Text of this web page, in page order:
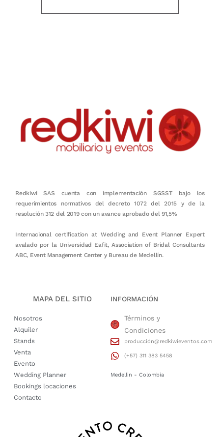
Redkiwi SAS cuenta con implementación SGSST bajo los
requerimientos normativos del decreto 1072 del 2015 y de la
resolución 312 del 2019 con un avance aprobado del 91,5%
Internacional certification at Wedding and Event Planner Expert
avalado por la Universidad Eafit, Association of Bridal Consultants
ABC, Event Management Center y Bureau de Medellín.
MAPA DEL SITIO
Nosotros
Alquiler
Stands
Venta
Evento
Wedding Planner
Bookings locaciones
Contacto
INFORMACIÓN
Términos y
Condiciones
producción@redkiwieventos.com
(+57) 311 383 5458
Medellin - Colombia